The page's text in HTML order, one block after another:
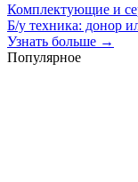
Комплектующие и
Б/у техника: донор
Узнать больше →
Популярное